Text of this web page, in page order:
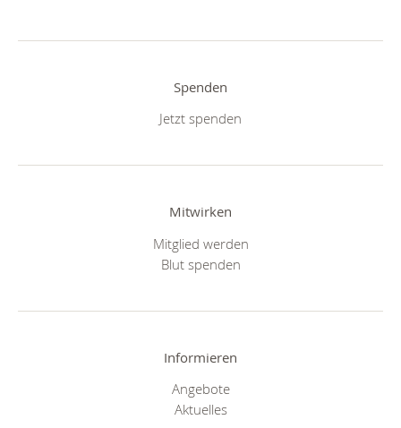
Spenden
Jetzt spenden
Mitwirken
Mitglied werden
Blut spenden
Informieren
Angebote
Aktuelles